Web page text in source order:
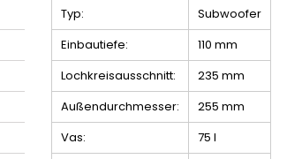
Typ:
Subwoofer
Einbautiefe:
110 mm
Lochkreisausschnitt:
235 mm
Außendurchmesser:
255 mm
Vas:
75 l